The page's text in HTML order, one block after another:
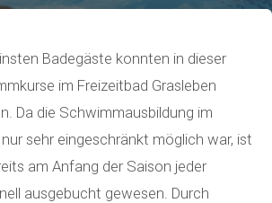
Badegäste konnten in dieser
im Freizeitbad Grasleben
Da die Schwimmausbildung im
sehr eingeschränkt möglich war, ist
am Anfang der Saison jeder
ausgebucht gewesen. Durch